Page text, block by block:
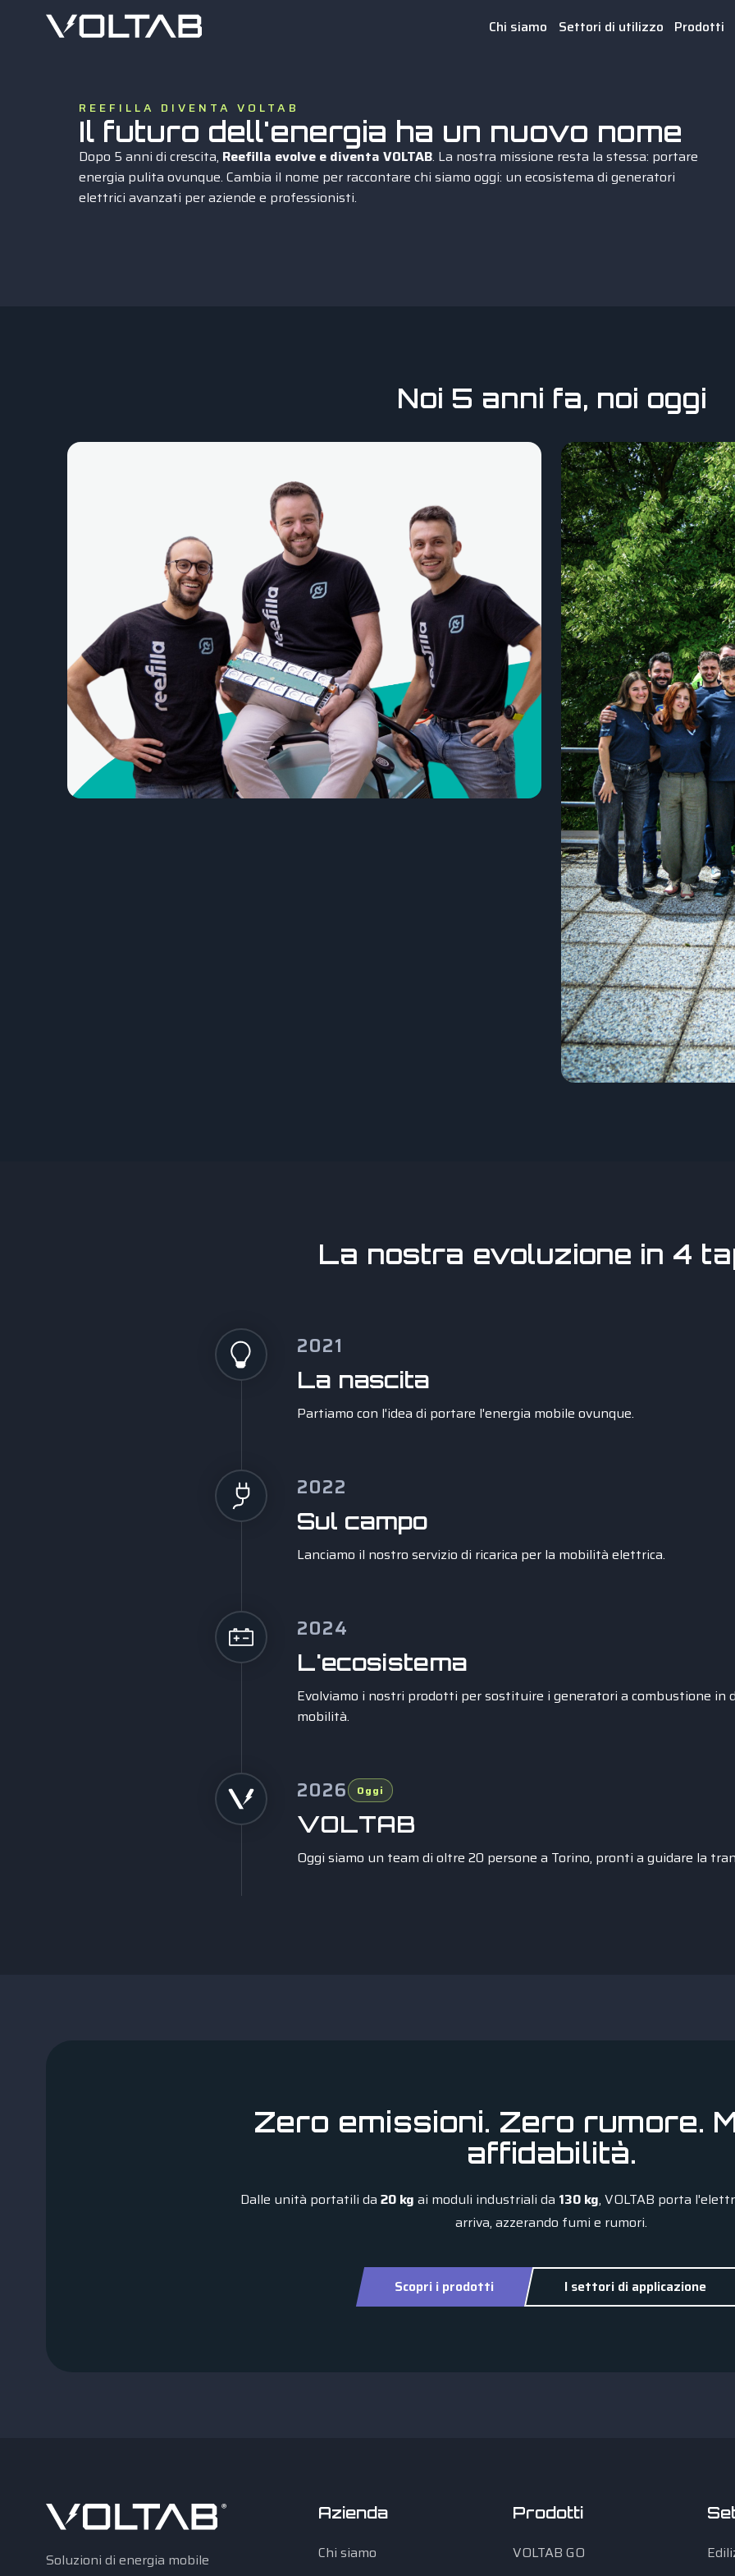
Chi siamo Settori di utilizzo Prodotti
REEFILLA DIVENTA VOLTAB
Il futuro dell'energia ha un nuovo nome
Dopo 5 anni di crescita, Reefilla evolve e diventa VOLTAB. La nostra missione resta la stessa: portare
energia pulita ovunque. Cambia il nome per raccontare chi siamo oggi: un ecosistema di generatori
elettrici avanzati per aziende e professionisti.
Noi 5 anni fa, noi oggi
La nostra evoluzione in 4
2021
La nascita
Partiamo con l'idea di portare l'energia mobile ovunque.
2022
Sul campo
Lanciamo il nostro servizio di ricarica per la mobilità elettrica.
2024
L'ecosistema
Evolviamo i nostri prodotti per sostituire i generatori a combustione in
mobilità.
2026 Oggi
VOLTAB
Oggi siamo un team di oltre 20 persone a Torino, pronti a guidare la
Zero emissioni. Zero rumore.
affidabilità.
Dalle unità portatili da 20 kg ai moduli industriali da 130 kg, VOLTAB porta
arriva, azzerando fumi e rumori.
Scopri i prodotti I settori di applicazione
Soluzioni di energia mobile
Azienda
Chi siamo
Prodotti
VOLTAB GO